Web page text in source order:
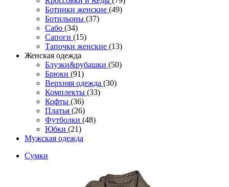
Ботинки женские (49)
Ботильоны (37)
Сабо (34)
Сапоги (15)
Тапочки женские (13)
Женская одежда
Блузки&рубашки (50)
Брюки (91)
Верхняя одежда (30)
Комплекты (33)
Кофты (36)
Платья (26)
Футболки (48)
Юбки (21)
Мужская одежда
Сумки